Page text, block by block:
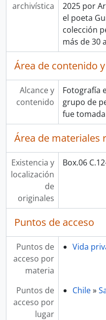
archivística
2025 por
el poeta
colección
más de 30
Área de contenido
Alcance y
contenido
Fotografía
grupo de
fue
Área de materiales
Existencia y
localización
de
originales
Box.06
Puntos de acceso
Puntos de
acceso por
materia
Vida
Puntos de
acceso por
lugar
Chile»